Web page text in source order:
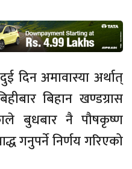
दिन अमावास्या अर्थात्
बिहान खण्डग्रास
बुधबार नै पौषकृष्ण
गनुपर्ने निर्णय गरिएको